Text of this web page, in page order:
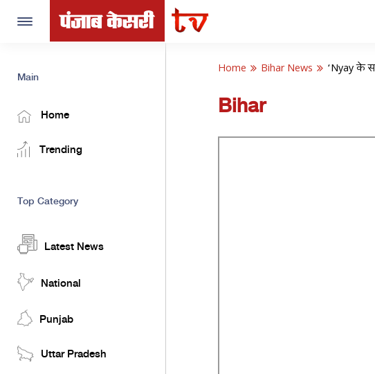
Toggle
Main
Home
Trending
Top Category
Latest News
National
Punjab
Uttar Pradesh
Home Bihar News ‘Nyay के
Bihar